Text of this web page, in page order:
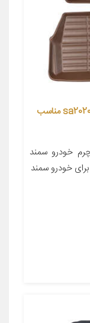
کفپوش سه بعدی خودرو بابل کارپت مدل sa20201 مناسب
خودرو سمند
خودرو سمند